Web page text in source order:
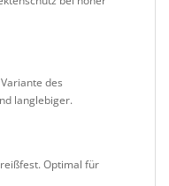
des
langlebiger.
Optimal für